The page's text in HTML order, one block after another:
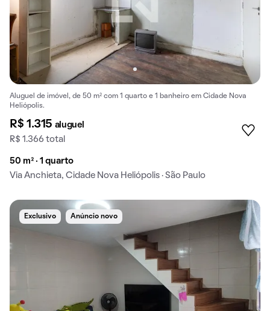
Aluguel de imóvel, de 50 m² com 1 quarto e 1 banheiro em Cidade Nova
Heliópolis.
R$ 1.315 aluguel
R$ 1.366 total
50 m² · 1 quarto
Via Anchieta, Cidade Nova Heliópolis · São Paulo
Exclusivo Anúncio novo